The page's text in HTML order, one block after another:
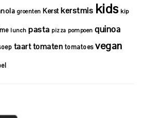
groenten Kerst kerstmis kids kip
lunch pasta pizza pompoen quinoa
taarttomaten tomatoes vegan